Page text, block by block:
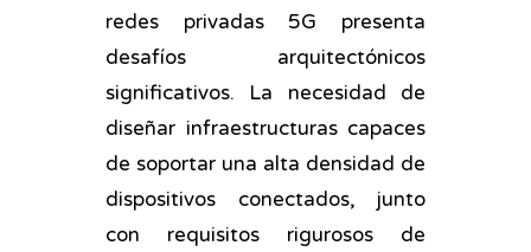
redes privadas 5G presenta
desafíos arquitectónicos
significativos. La necesidad de
diseñar infraestructuras capaces
de soportar una alta densidad de
dispositivos conectados, junto
con requisitos rigurosos de